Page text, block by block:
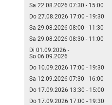
Sa 22.08.2026 07:30 - 15:00
Do 27.08.2026 17:00 - 19:30
Sa 29.08.2026 08:00 - 11:30
Sa 29.08.2026 08:30 - 11:00
Di 01.09.2026 -
So 06.09.2026
Do 10.09.2026 17:00 - 19:30
Sa 12.09.2026 07:30 - 16:00
Do 17.09.2026 13:30 - 15:00
Do 17.09.2026 17:00 - 19:30